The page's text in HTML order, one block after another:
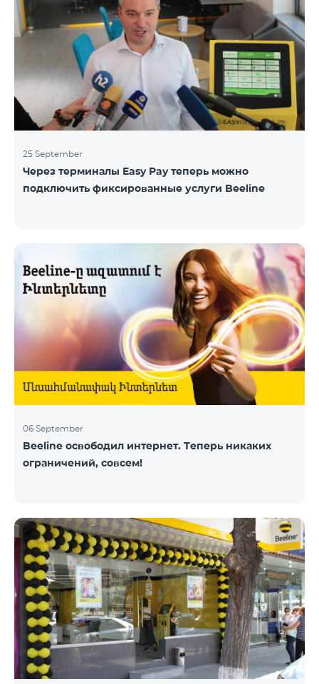
25 September
Через терминалы Easy Pay теперь можно
подключить фиксированные услуги Beeline
06 September
Beeline освободил интернет. Теперь никаких
ограничений, совсем!